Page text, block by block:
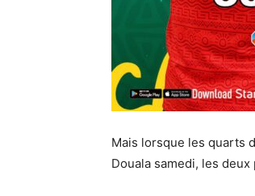
Mais lorsque les quarts
Douala samedi, les